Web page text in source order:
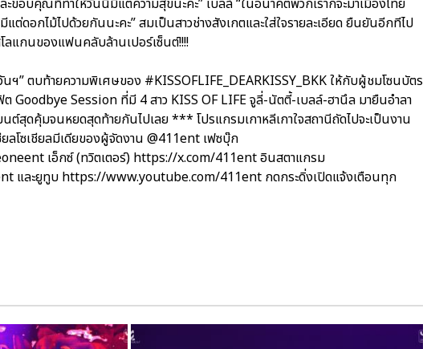
ต่ดอกไม้ไปด้วยกันนะคะ” สมเป็นสาวช่างสังเกตและใส่ใจรายละเอียด ยืนยันอีกทีไป
ลแกนของแฟนคลับล้านเปอร์เซ็นต์!!!!
ฯ” ตบท้ายความพิเศษของ #KISSOFLIFE_DEARKISSY_BKK ให้กับผู้ชมโซนบัตร
Goodbye Session ที่มี 4 สาว KISS OF LIFE จูลี่-นัตตี้-เบลล์-ฮานึล มายืนอำลา
ต์สุดคุ้มจนหยดสุดท้ายกันไปเลย *** โปรแกรมเกาหลีเกาใจสถานีถัดไปจะเป็นงาน
ลโซเชียลมีเดียของผู้จัดงาน @411ent เฟซบุ๊ก
เอ็กซ์ (ทวิตเตอร์) https://x.com/411ent อินสตาแกรม
และยูทูบ https://www.youtube.com/411ent กดกระดิ่งเปิดแจ้งเตือนทุก